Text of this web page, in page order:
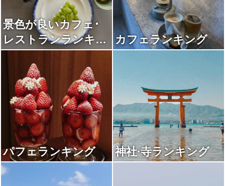
景色が良いカフェ･
レストランランキン
グ
カフェランキング
パフェランキング 神社·寺ランキング